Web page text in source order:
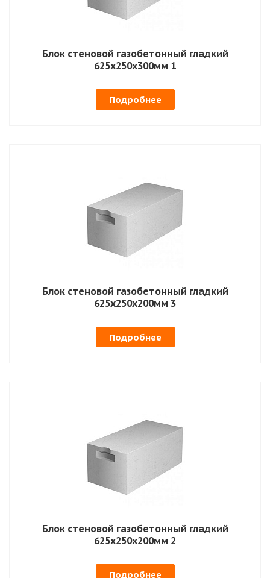
Блок стеновой газобетонный гладкий
625х250х300мм 1
Подробнее
Блок стеновой газобетонный гладкий
625х250х200мм 3
Подробнее
Блок стеновой газобетонный гладкий
625х250х200мм 2
Подробнее